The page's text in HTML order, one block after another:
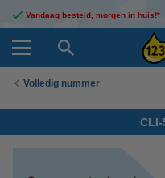
Vandaag besteld, morgen in huis!*
Volledig nummer
CLI-